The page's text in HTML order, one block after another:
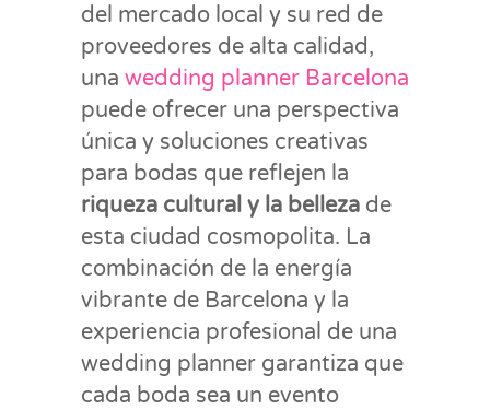
del mercado local y su red de
proveedores de alta calidad,
una wedding planner Barcelona
puede ofrecer una perspectiva
única y soluciones creativas
para bodas que reflejen la
riqueza cultural y la belleza de
esta ciudad cosmopolita. La
combinación de la energía
vibrante de Barcelona y la
experiencia profesional de una
wedding planner garantiza que
cada boda sea un evento